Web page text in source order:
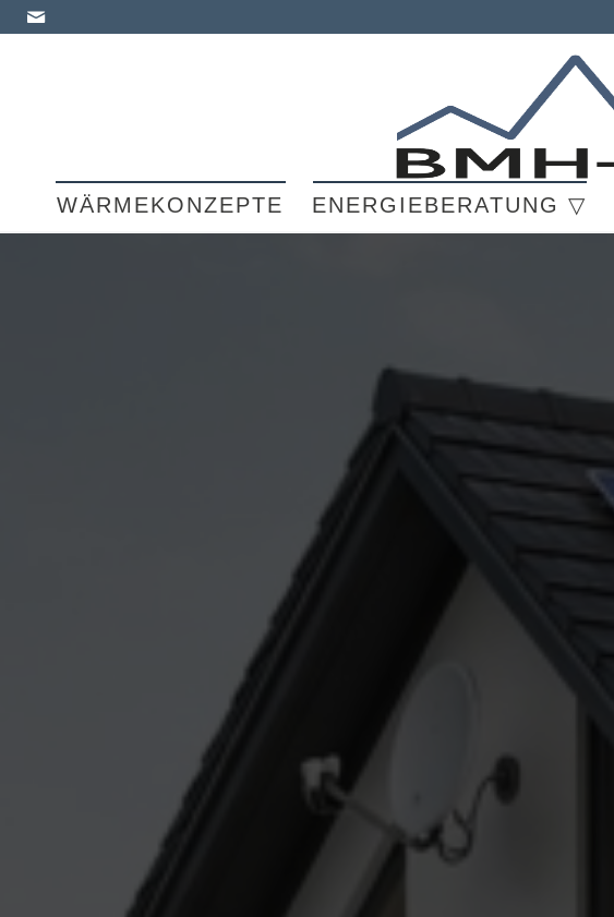
WÄRMEKONZEPTE ENERGIEBERATUNG ▽